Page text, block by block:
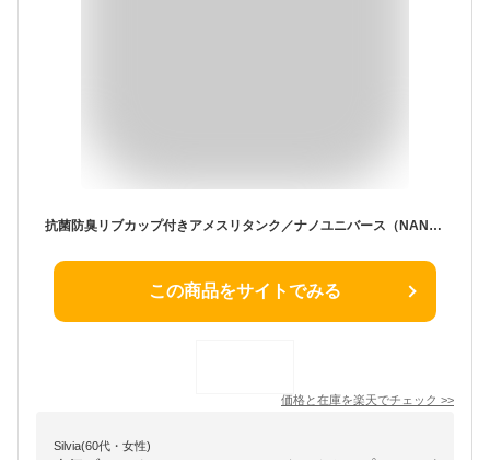
抗菌防臭リブカップ付きアメスリタンク／ナノユニバース（NANO universe）
この商品をサイトでみる
価格と在庫を楽天でチェック >>
Silvia(60代・女性)